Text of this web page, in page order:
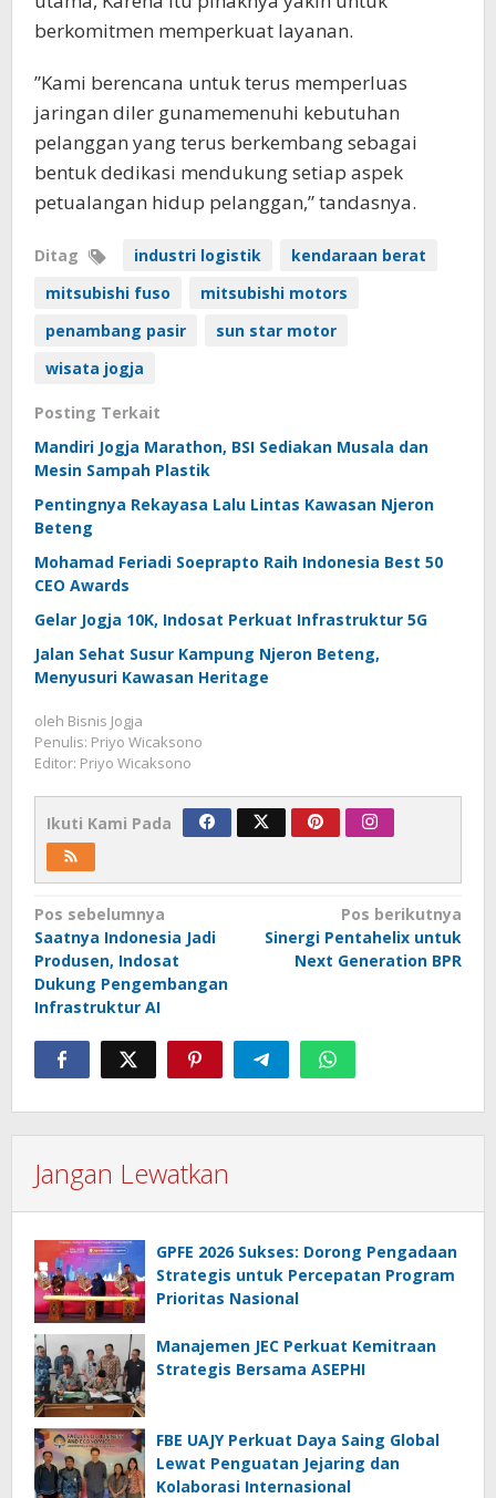
berkomitmen memperkuat layanan.
”Kami berencana untuk terus memperluas
jaringan diler gunamemenuhi kebutuhan
pelanggan yang terus berkembang sebagai
bentuk dedikasi mendukung setiap aspek
petualangan hidup pelanggan,” tandasnya.
Ditag industri logistik
kendaraan berat
mitsubishi fuso
mitsubishi motors
penambang pasir
sun star motor
wisata jogja
Posting Terkait
Mandiri Jogja Marathon, BSI Sediakan Musala dan
Mesin Sampah Plastik
Pentingnya Rekayasa Lalu Lintas Kawasan Njeron
Beteng
Mohamad Feriadi Soeprapto Raih Indonesia Best 50
CEO Awards
Gelar Jogja 10K, Indosat Perkuat Infrastruktur 5G
Jalan Sehat Susur Kampung Njeron Beteng,
Menyusuri Kawasan Heritage
oleh Bisnis Jogja
Penulis: Priyo Wicaksono
Editor: Priyo Wicaksono
Ikuti Kami Pada
Navigasi
pos
Pos sebelumnya
Saatnya Indonesia Jadi
Produsen, Indosat
Dukung Pengembangan
Infrastruktur AI
Pos berikutnya
Sinergi Pentahelix untuk
Next Generation BPR
Jangan Lewatkan
GPFE 2026 Sukses: Dorong Pengadaan
Strategis untuk Percepatan Program
Prioritas Nasional
Manajemen JEC Perkuat Kemitraan
Strategis Bersama ASEPHI
FBE UAJY Perkuat Daya Saing Global
Lewat Penguatan Jejaring dan
Kolaborasi Internasional